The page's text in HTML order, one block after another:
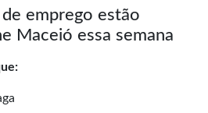
emprego estão
Maceió essa semana